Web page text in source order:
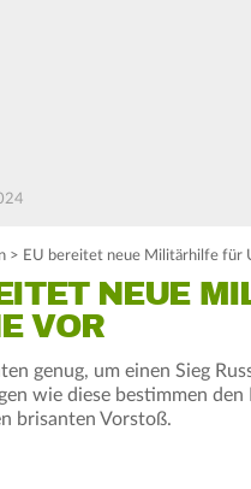
> EU bereitet neue Militärhilfe für
NEUE
VOR
genug, um einen Sieg
wie diese bestimmen
brisanten Vorstoß.